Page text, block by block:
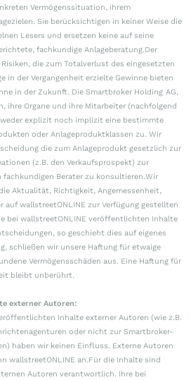
Vermögenssituation, ihrem
Sie berücksichtigen in keiner Weise die
Lesers und ersetzen keine auf seine
fachkundige Anlageberatung.Der
die zum Totalverlust des eingesetzten
in der Vergangenheit erzielte Gewinne bieten
in der Zukunft. Die Smartbroker Holding AG,
ihre Organe und ihre Mitarbeiter (nachfolgend
weder explizit noch implizit eine bestimmte
oder Anlageproduktklassen zu. Wir
die zum Anlageprodukt gesetzlich zur
(z.B. den Verkaufsprospekt) zur
Berater zu konsultieren.Wir
Aktualität, Richtigkeit, Angemessenheit,
wallstreetONLINE zur Verfügung gestellten
bei wallstreetONLINE veröffentlichten Inhalte
so geschieht dies auf eigenes
schließen wir unsere Haftung für etwaige
Vermögensschäden aus. Eine Haftung für
bleibt unberührt.
externer Autoren:
Inhalte externer Autoren (wie z.B.
oder nicht zur Smartbroker-
haben wir keinen Einfluss. Externe Autoren
wallstreetONLINE an.Für die Inhalte sind
Autoren verantwortlich. Ihre bei